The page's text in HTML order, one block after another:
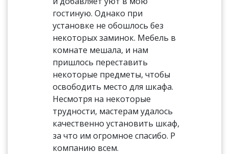
гостиную. Однако при
установке не обошлось без
некоторых заминок. Мебель в
комнате мешала, и нам
пришлось переставить
некоторые предметы, чтобы
освободить место для шкафа.
Несмотря на некоторые
трудности, мастерам удалось
качественно установить шкаф,
за что им огромное спасибо. Р
компанию всем.